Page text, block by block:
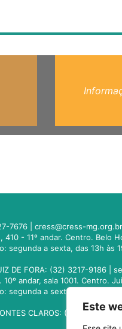
Este
7676 |cress@cress-mg.org.br
410 - 11º andar. Centro. Belo
segunda a sexta, das 13h às
DE FORA: (32) 3217-9186 |
10º andar, sala 1001. Centro.
segunda a sexta, das 13h às
CLAROS: (38) 3221-